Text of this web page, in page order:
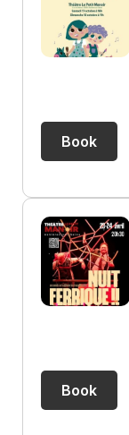
Book
Book